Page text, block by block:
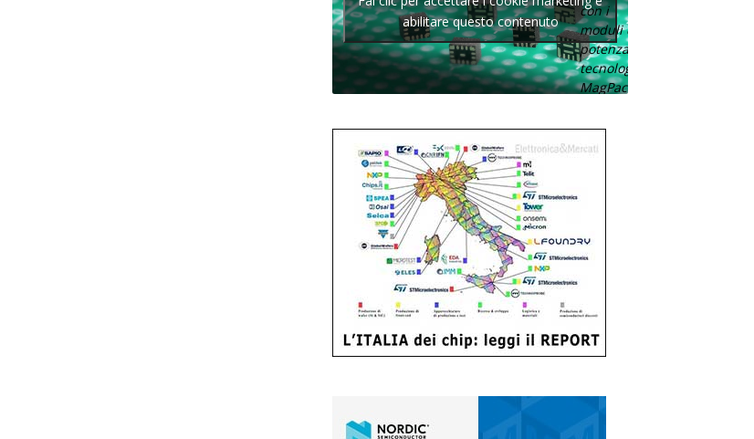
con i
moduli di
potenza con
tecnologia
MagPack.
abilitare questo contenuto